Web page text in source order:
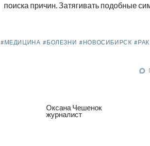
поиска причин. Затягивать подобные
#МЕДИЦИНА #БОЛЕЗНИ #НОВОСИБИРСК #РАК
Оксана Чешенок
журналист